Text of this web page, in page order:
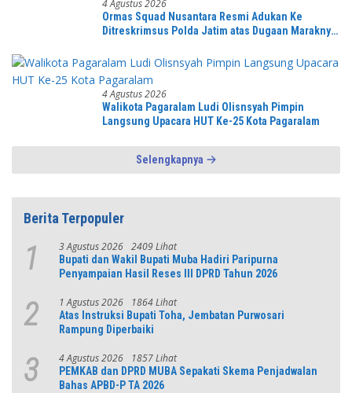
4 Agustus 2026
Ormas Squad Nusantara Resmi Adukan Ke
Ditreskrimsus Polda Jatim atas Dugaan Maraknya
4 Agustus 2026
Walikota Pagaralam Ludi Olisnsyah Pimpin
Langsung Upacara HUT Ke-25 Kota Pagaralam
Selengkapnya
Berita Terpopuler
1 3 Agustus 2026 2409 Lihat
Bupati dan Wakil Bupati Muba Hadiri Paripurna
Penyampaian Hasil Reses III DPRD Tahun 2026
2 1 Agustus 2026 1864 Lihat
Atas Instruksi Bupati Toha, Jembatan Purwosari
Rampung Diperbaiki
3 4 Agustus 2026 1857 Lihat
PEMKAB dan DPRD MUBA Sepakati Skema Penjadwalan
Bahas APBD-P TA 2026